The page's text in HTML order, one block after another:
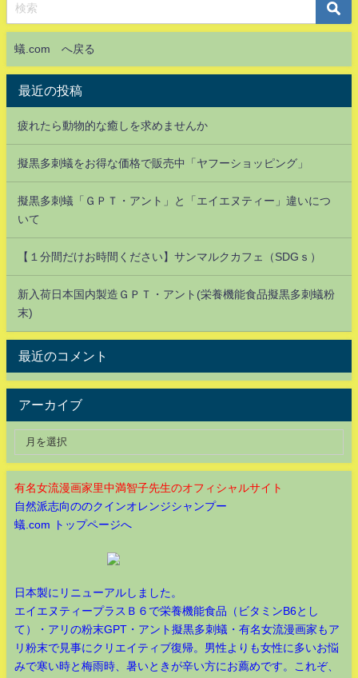
蟻.com へ戻る
最近の投稿
疲れたら動物的な癒しを求めませんか
擬黒多刺蟻をお得な価格で販売中「ヤフーショッピング」
擬黒多刺蟻「ＧＰＴ・アント」と「エイエヌティー」違いにつ
いて
【１分間だけお時間ください】サンマルクカフェ（SDGｓ）
新入荷日本国内製造ＧＰＴ・アント(栄養機能食品擬黒多刺蟻粉
末)
最近のコメント
アーカイブ
有名女流漫画家里中満智子先生のオフィシャルサイト
自然派志向ののクインオレンジシャンプー
蟻.com トップページへ
日本製にリニューアルしました。
エイエヌティープラスＢ６で栄養機能食品（ビタミンB6とし
て）・アリの粉末GPT・アント擬黒多刺蟻・有名女流漫画家もア
リ粉末で見事にクリエイティブ復帰。男性よりも女性に多いお悩
みで寒い時と梅雨時、暑いときが辛い方にお薦めです。これぞ、